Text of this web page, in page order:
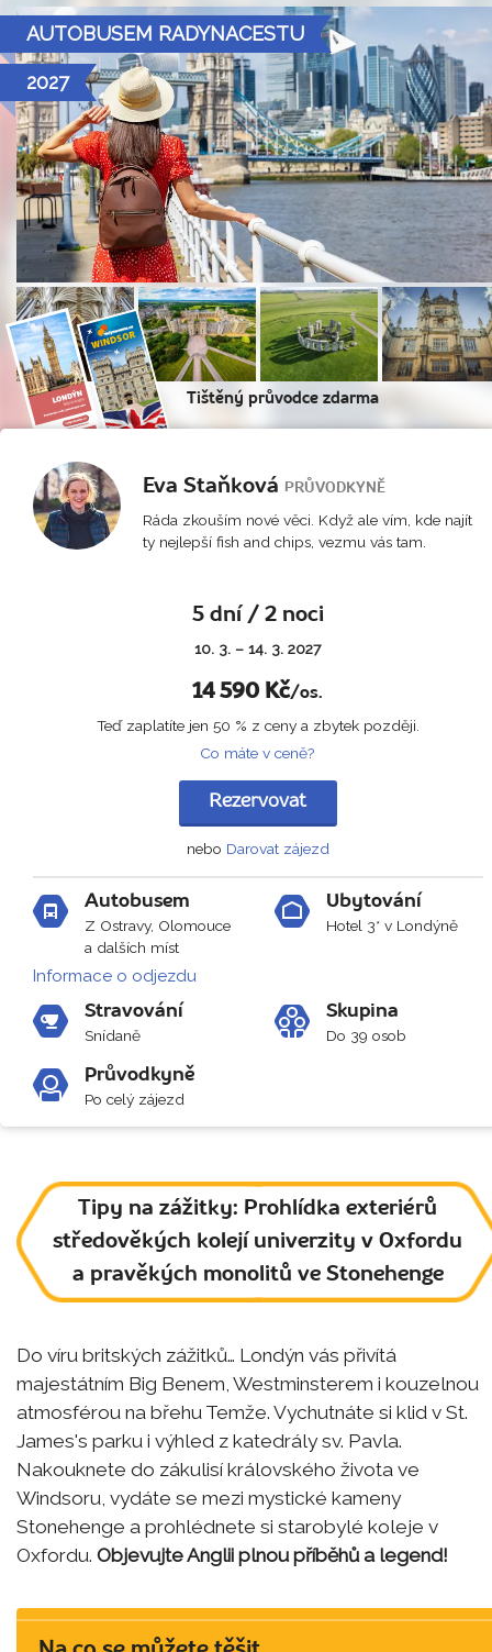
AUTOBUSEM RADYNACESTU
2027
Tištěný průvodce zdarma
Eva Staňková PRŮVODKYNĚ
Ráda zkouším nové věci. Když ale vím, kde najít
ty nejlepší fish and chips, vezmu vás tam.
5 dní / 2 noci
10. 3. – 14. 3. 2027
14 590 Kč/os.
Teď zaplatíte jen 50 % z ceny a zbytek později.
Co máte v ceně?
Rezervovat
nebo Darovat zájezd
Autobusem
Z Ostravy, Olomouce
a dalších míst
Informace o odjezdu
Ubytování
Hotel 3* v Londýně
Stravování
Snídaně
Skupina
Do 39 osob
Průvodkyně
Po celý zájezd
Tipy na zážitky: Prohlídka exteriérů
středověkých kolejí univerzity v Oxfordu
a pravěkých monolitů ve Stonehenge
Do víru britských zážitků… Londýn vás přivítá
majestátním Big Benem, Westminsterem i kouzelnou
atmosférou na břehu Temže. Vychutnáte si klid v St.
James's parku i výhled z katedrály sv. Pavla.
Nakouknete do zákulisí královského života ve
Windsoru, vydáte se mezi mystické kameny
Stonehenge a prohlédnete si starobylé koleje v
Oxfordu. Objevujte Anglii plnou příběhů a legend!